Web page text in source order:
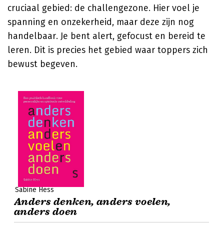
cruciaal gebied: de challengezone. Hier voel je
spanning en onzekerheid, maar deze zijn nog
handelbaar. Je bent alert, gefocust en bereid te
leren. Dit is precies het gebied waar toppers zich
bewust begeven.
Sabine Hess
Anders denken, anders voelen,
anders doen